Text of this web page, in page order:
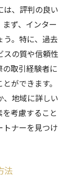
は、評判の良い
ず、インター
う。特に、過去
スの質や信頼性
取引経験者に
ができます。
、地域に詳しい
考慮すること
トナーを見つけ
法